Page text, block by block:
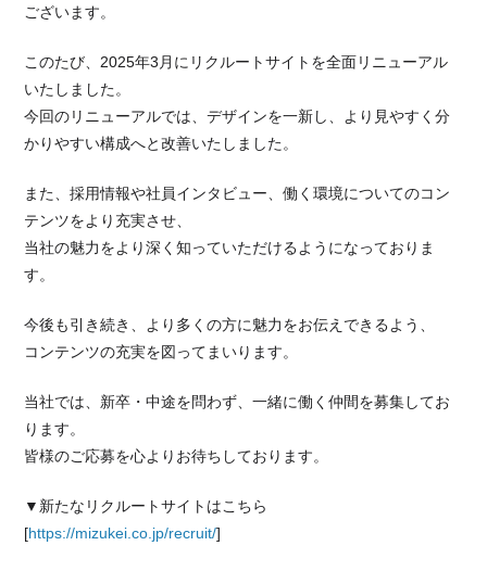
ございます。
このたび、2025年3月にリクルートサイトを全面リニューアル
いたしました。
今回のリニューアルでは、デザインを一新し、より見やすく分
かりやすい構成へと改善いたしました。
また、採用情報や社員インタビュー、働く環境についてのコン
テンツをより充実させ、
当社の魅力をより深く知っていただけるようになっておりま
す。
今後も引き続き、より多くの方に魅力をお伝えできるよう、
コンテンツの充実を図ってまいります。
当社では、新卒・中途を問わず、一緒に働く仲間を募集してお
ります。
皆様のご応募を心よりお待ちしております。
▼新たなリクルートサイトはこちら
[https://mizukei.co.jp/recruit/]